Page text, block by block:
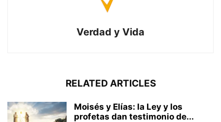
Verdad y Vida
RELATED ARTICLES
Moisés y Elías: la Ley y los
profetas dan testimonio de...